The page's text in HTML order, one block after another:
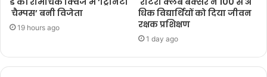
चैम्पस’ बनी विजेता
19 hours ago
धिक विद्यार्थियों को दिया जीवन
रक्षक प्रशिक्षण
1 day ago